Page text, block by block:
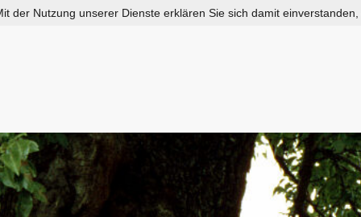
der Nutzung unserer Dienste erklären Sie sich damit einverstanden,